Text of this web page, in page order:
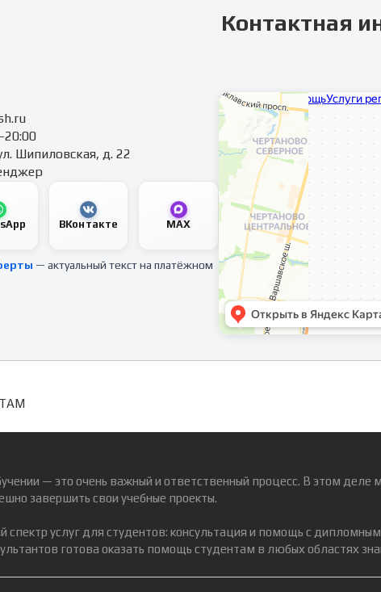
Контактная
Шипиловская, д. 22
ВКонтакте MAX
— актуальный текст на платёжном
— это очень важный и ответственный процесс. В этом
завершить свои учебные проекты.
услуг для студентов: консультация и помощь с
готова оказать помощь студентам в любых областях